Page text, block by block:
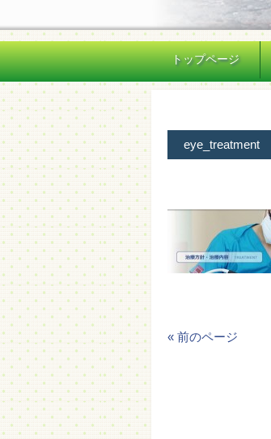
トップページ
eye_treatment
« 前のページ